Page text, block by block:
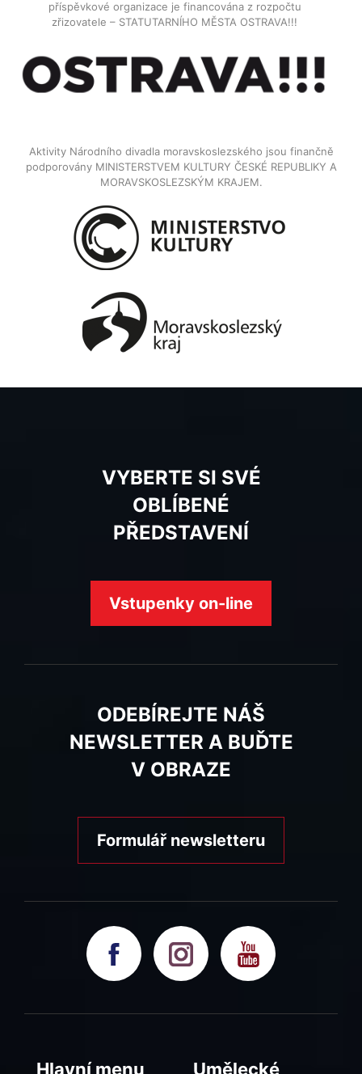
příspěvkové organizace je financována z rozpočtu
zřizovatele – STATUTARNÍHO MĚSTA OSTRAVA!!!
Aktivity Národního divadla moravskoslezského jsou finančně
podporovány MINISTERSTVEM KULTURY ČESKÉ REPUBLIKY A
MORAVSKOSLEZSKÝM KRAJEM.
VYBERTE SI SVÉ
OBLÍBENÉ
PŘEDSTAVENÍ
Vstupenky on-line
ODEBÍREJTE NÁŠ
NEWSLETTER A BUĎTE
V OBRAZE
Formulář newsletteru
Hlavní menu
Umělecké